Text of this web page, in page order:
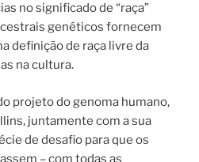
no significado de “raça”
genéticos fornecem
definição de raça livre da
na cultura.
projeto do genoma humano,
juntamente com a sua
de desafio para que os
– com todas as